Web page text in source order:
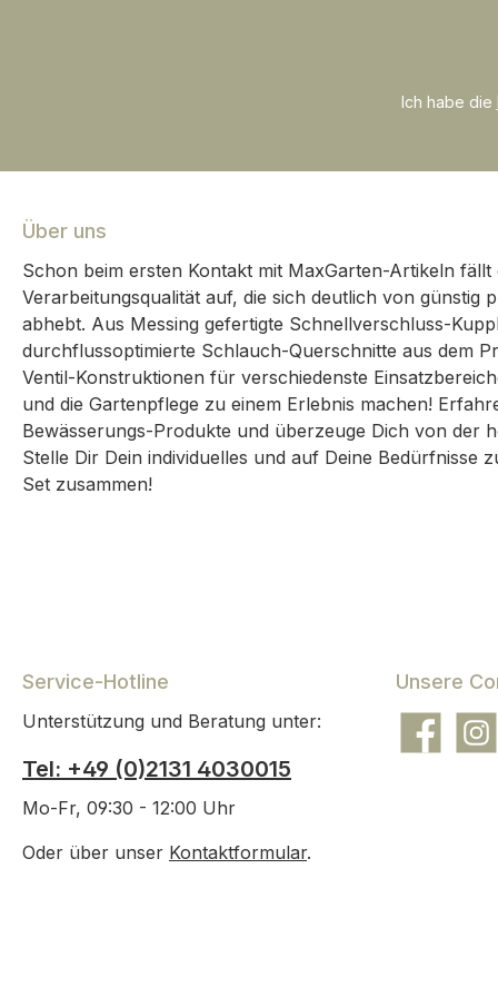
% PCR-
Ich habe die
Über uns
Schon beim ersten Kontakt mit MaxGarten-Artikeln fällt
Verarbeitungsqualität auf, die sich deutlich von günstig
abhebt. Aus Messing gefertigte Schnellverschluss-
durchflussoptimierte Schlauch-Querschnitte aus dem
Ventil-Konstruktionen für verschiedenste
und die Gartenpflege zu einem Erlebnis machen!
Bewässerungs-Produkte und überzeuge Dich von der
Stelle Dir Dein individuelles und auf Deine Bedürfnisse
Set zusammen!
Service-Hotline
Unterstützung und Beratung unter:
Tel: +49 (0)2131 4030015
Mo-Fr, 09:30 - 12:00 Uhr
Oder über unser Kontaktformular.
Unsere
Facebook